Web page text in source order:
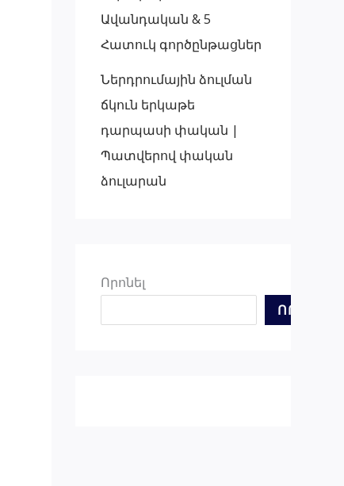
Ավանդական & 5
Հատուկ գործընթացներ
Ներդրումային ձուլման
ճկուն երկաթե
դարպասի փական |
Պատվերով փական
ձուլարան
Որոնել
ՈՐՈՆԵԼ